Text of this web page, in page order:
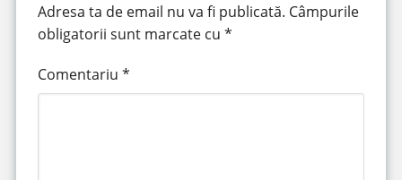
Adresa ta de email nu va fi publicată. Câmpurile
obligatorii sunt marcate cu *
Comentariu *